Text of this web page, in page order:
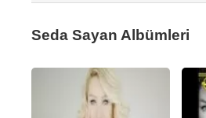
Seda Sayan Albümleri